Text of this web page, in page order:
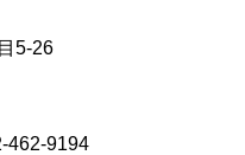
5-26
462-9194